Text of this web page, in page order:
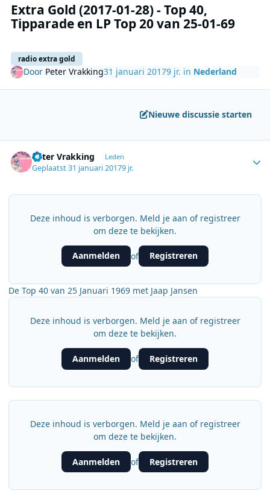
Extra Gold (2017-01-28) - Top 40,
Tipparade en LP Top 20 van 25-01-69
radio extra gold
Door Peter Vrakking31 januari 20179 jr. in Nederland
Nieuwe discussie starten
Peter Vrakking Leden
Geplaatst31 januari 20179 jr.
Deze inhoud is verborgen. Meld je aan of registreer
om deze te bekijken.
Aanmelden of Registreren
De Top 40 van 25 Januari 1969 met Jaap Jansen
Deze inhoud is verborgen. Meld je aan of registreer
om deze te bekijken.
Aanmelden of Registreren
Deze inhoud is verborgen. Meld je aan of registreer
om deze te bekijken.
Aanmelden of Registreren